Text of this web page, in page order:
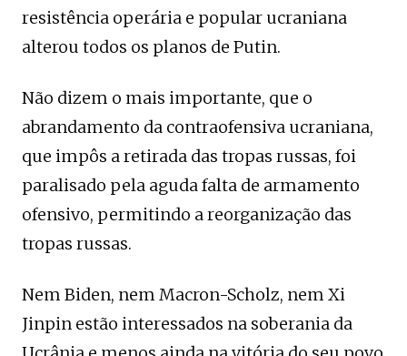
resistência operária e popular ucraniana
alterou todos os planos de Putin.
Não dizem o mais importante, que o
abrandamento da contraofensiva ucraniana,
que impôs a retirada das tropas russas, foi
paralisado pela aguda falta de armamento
ofensivo, permitindo a reorganização das
tropas russas.
Nem Biden, nem Macron-Scholz, nem Xi
Jinpin estão interessados ​​na soberania da